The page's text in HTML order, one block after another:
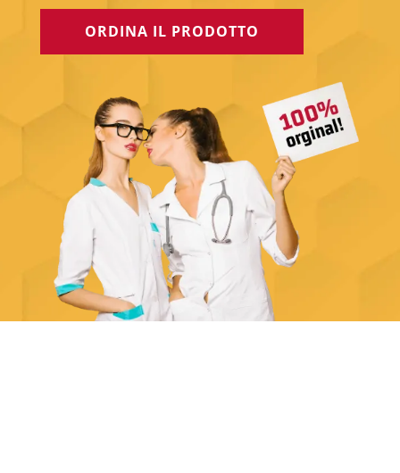
ORDINA IL PRODOTTO